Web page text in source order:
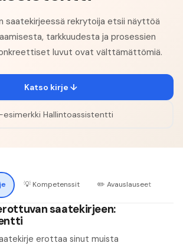
saatekirjeessä rekrytoija etsii näyttöä
tarkkuudesta ja prosessien
luvut ovat välttämättömiä.
Katso kirje ↓
esimerkki Hallintoassistentti
💡 Kompetenssit ✏️ Avauslauseet
saatekirjeen:
erottaa sinut muista